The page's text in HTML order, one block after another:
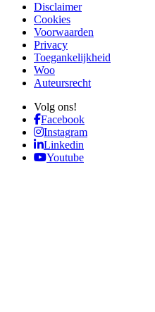
Disclaimer
Cookies
Voorwaarden
Privacy
Toegankelijkheid
Woo
Auteursrecht
Volg ons!
Facebook
Instagram
Linkedin
Youtube